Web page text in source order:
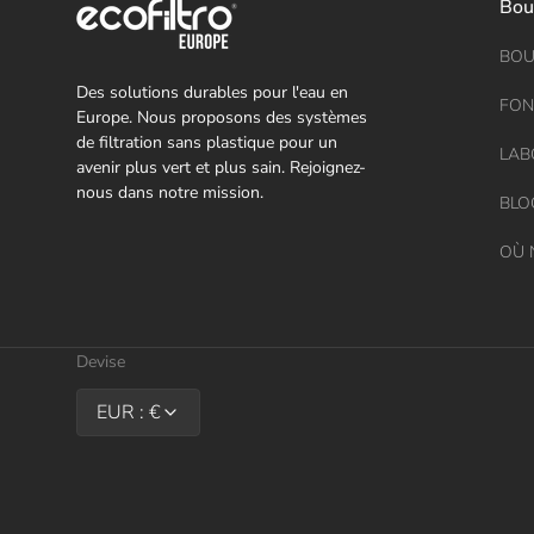
Des solutions durables pour l'eau en
Europe. Nous proposons des systèmes
de filtration sans plastique pour un
avenir plus vert et plus sain. Rejoignez-
nous dans notre mission.
OÙ
Devise
EUR : €